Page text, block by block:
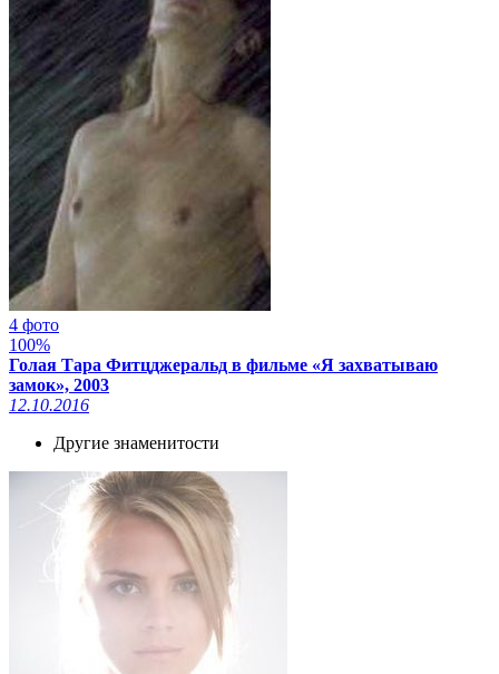
4 фото
100%
Голая Тара Фитцджеральд в фильме «Я захватываю
замок», 2003
12.10.2016
Другие знаменитости